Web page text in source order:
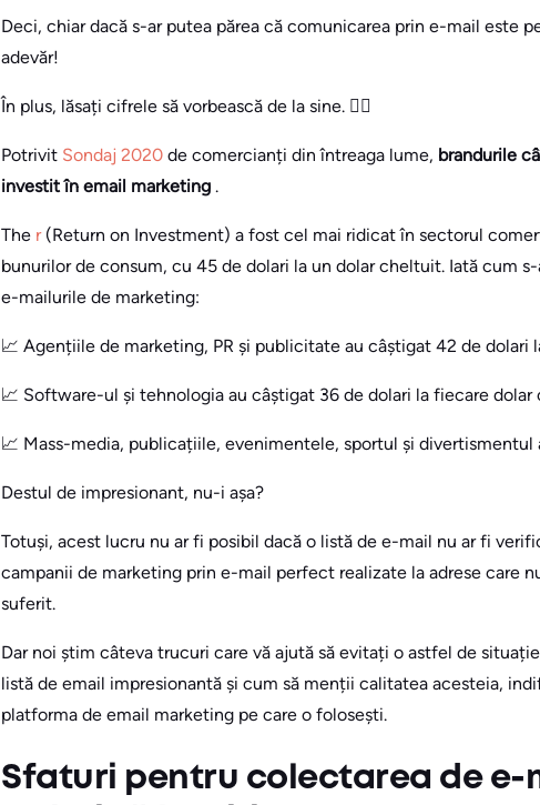
Deci, chiar dacă s-ar putea părea că comunicarea prin e-mail este
adevăr!
În plus, lăsați cifrele să vorbească de la sine. 👇🏻
Potrivit Sondaj 2020 de comercianți din întreaga lume, brandurile
investit în email marketing .
The r (Return on Investment) a fost cel mai ridicat în sectorul
bunurilor de consum, cu 45 de dolari la un dolar cheltuit. Iată cum
e-mailurile de marketing:
📈 Agențiile de marketing, PR și publicitate au câștigat 42 de dolari
📈 Software-ul și tehnologia au câștigat 36 de dolari la fiecare dolar
📈 Mass-media, publicațiile, evenimentele, sportul și
Destul de impresionant, nu-i așa?
Totuși, acest lucru nu ar fi posibil dacă o listă de e-mail nu ar fi
campanii de marketing prin e-mail perfect realizate la adrese care
suferit.
Dar noi știm câteva trucuri care vă ajută să evitați o astfel de
listă de email impresionantă și cum să menții calitatea acesteia,
platforma de email marketing pe care o folosești.
Sfaturi pentru colectarea de e-